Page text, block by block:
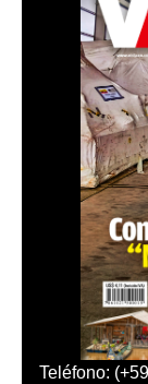
Teléfono: